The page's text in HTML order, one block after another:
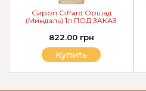
Сироп Giffard Оршад
(Миндаль) 1л ПОД ЗАКАЗ
822.00 грн
Купить